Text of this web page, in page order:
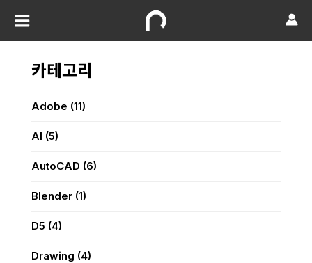
카테고리
Adobe (11)
AI (5)
AutoCAD (6)
Blender (1)
D5 (4)
Drawing (4)